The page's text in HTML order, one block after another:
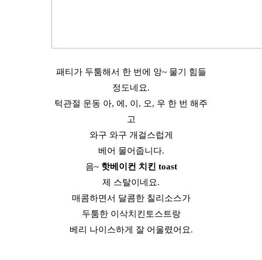
패티가 두툼해서 한 번에 앙~ 물기 힘들
정도네요.
턱관절 운동 아, 에, 이, 오, 우 한 번 해주
고
와구 와구 개걸스럽게
베어 물어줍니다.
음~ 핫베이컨 치킨 toast
제 스탈이네요.
매콤하면서 달콤한 칠리소스가
두툼한 이삭치킨토스트랑
베리 나이스하게 잘 어울렸어요.